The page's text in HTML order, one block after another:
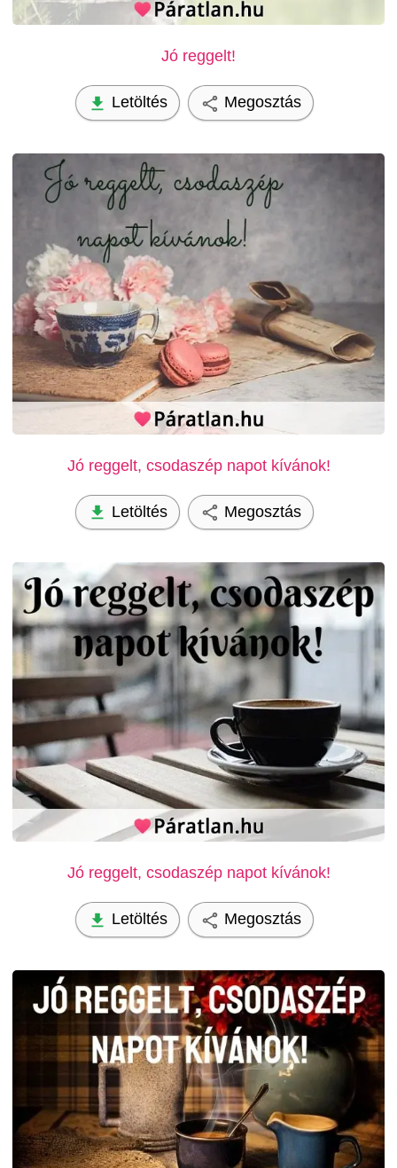
Jó reggelt!
Letöltés Megosztás
Jó reggelt, csodaszép napot kívánok!
Letöltés Megosztás
Jó reggelt, csodaszép napot kívánok!
Letöltés Megosztás